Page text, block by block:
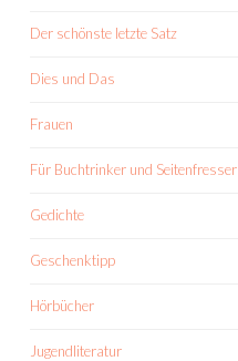
Der schönste letzte Satz
Dies und Das
Frauen
Für Buchtrinker und Seitenfresser
Gedichte
Geschenktipp
Hörbücher
Jugendliteratur